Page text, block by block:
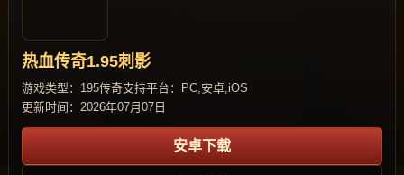
热血传奇1.95刺影
游戏类型：195传奇支持平台：PC,安卓,iOS
更新时间：2026年07月07日
安卓下载